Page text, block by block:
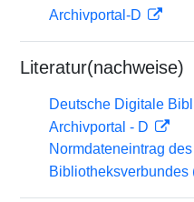
Archivportal-D
Literatur(nachweise)
Deutsche Digitale
Archivportal - D
Normdateneintrag
Bibliotheksverbundes